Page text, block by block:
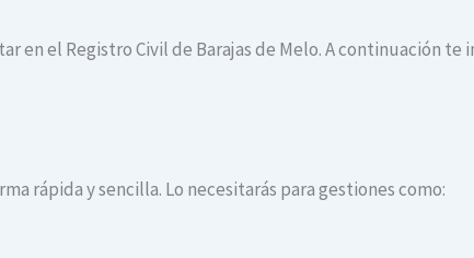
en el Registro Civil de Barajas de Melo. A continuación
rápida y sencilla. Lo necesitarás para gestiones como: